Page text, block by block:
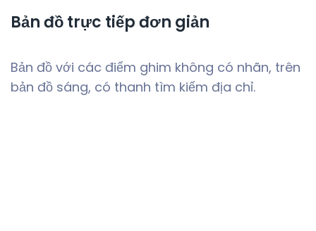
Bản đồ trực tiếp đơn giản
Bản đồ với các điểm ghim không có nhãn, trên
bản đồ sáng, có thanh tìm kiếm địa chỉ.